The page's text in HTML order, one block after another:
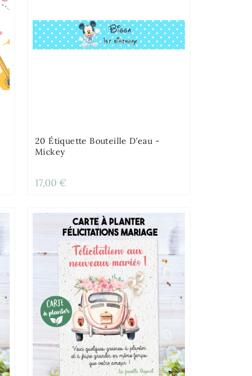
20 Étiquette Bouteille D'eau -
Mickey
17,00 €